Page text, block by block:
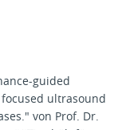
guided
ultrasound
von Prof. Dr.